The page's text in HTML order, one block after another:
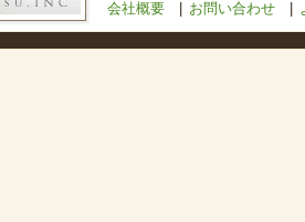
会社概要| お問い合わせ|